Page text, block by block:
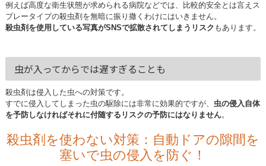
例えば高度な衛生状態が求められる病院などでは、比較的安全とは言えス
プレータイプの殺虫剤を無暗に振り撒くわけにはいきません。
殺虫剤を使用している写真がSNSで拡散されてしまうリスク もあります。
虫が入ってからでは遅すぎることも
殺虫剤は侵入した虫への対策です。
すでに侵入してしまった虫の駆除には非常に効果的ですが、 虫の侵入自体
を予防しなければそれに付随するリスクの予防にはなりません。
殺虫剤を使わない対策：自動ドアの隙間を
塞いで虫の侵入を防ぐ！